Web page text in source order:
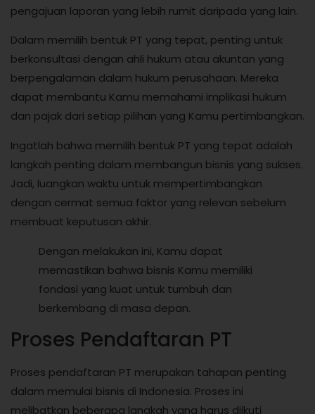
pengajuan laporan yang lebih rumit daripada yang lain.
Dalam memilih bentuk PT yang tepat, penting untuk
berkonsultasi dengan ahli hukum atau akuntan yang
berpengalaman dalam hukum perusahaan. Mereka
dapat membantu Kamu memahami implikasi hukum
dan pajak dari setiap pilihan yang Kamu pertimbangkan.
Ingatlah bahwa memilih bentuk PT yang tepat adalah
langkah penting dalam membangun bisnis yang sukses.
Jadi, luangkan waktu untuk mempertimbangkan
dengan cermat semua faktor yang relevan sebelum
membuat keputusan akhir.
Dengan melakukan ini, Kamu dapat
memastikan bahwa bisnis Kamu memiliki
fondasi yang kuat untuk tumbuh dan
berkembang di masa depan.
Proses Pendaftaran PT
Proses pendaftaran PT merupakan tahapan penting
dalam memulai bisnis di Indonesia. Proses ini
melibatkan beberapa langkah yang harus diikuti